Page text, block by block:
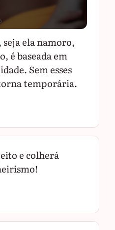
ela namoro,
é baseada em
Sem esses
temporária.
e colherá